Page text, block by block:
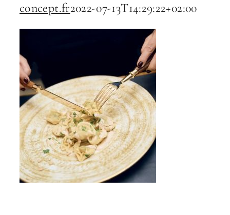
concept.fr2022-07-13T14:29:22+02:00